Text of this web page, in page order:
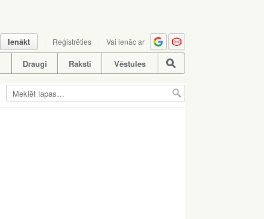
Ienākt Reģistrēties Vai ienāc ar
Draugi Raksti Vēstules